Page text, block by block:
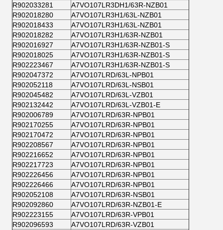
R902033281
A7VO107LR3DH1/63R-NZB01
R902018280
A7VO107LR3H1/63L-NZB01
R902018433
A7VO107LR3H1/63L-NZB01
R902018282
A7VO107LR3H1/63R-NZB01
R902016927
A7VO107LR3H1/63R-NZB01-S
R902018025
A7VO107LR3H1/63R-NZB01-S
R902223467
A7VO107LR3H1/63R-NZB01-S
R902047372
A7VO107LRD/63L-NPB01
R902052118
A7VO107LRD/63L-NSB01
R902045482
A7VO107LRD/63L-VZB01
R902132442
A7VO107LRD/63L-VZB01-E
R902006789
A7VO107LRD/63R-NPB01
R902170255
A7VO107LRD/63R-NPB01
R902170472
A7VO107LRD/63R-NPB01
R902208567
A7VO107LRD/63R-NPB01
R902216652
A7VO107LRD/63R-NPB01
R902217723
A7VO107LRD/63R-NPB01
R902226456
A7VO107LRD/63R-NPB01
R902226466
A7VO107LRD/63R-NPB01
R902052108
A7VO107LRD/63R-NSB01
R902092860
A7VO107LRD/63R-NZB01-E
R902223155
A7VO107LRD/63R-VPB01
R902096593
A7VO107LRD/63R-VZB01